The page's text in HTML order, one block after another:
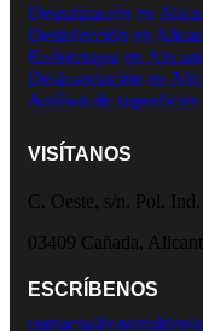
Desratización en
Desinfección en
Endoterapia en
Desinsectación en
Análisis de
VISÍTANOS
C. Oeste, s/n, Pol. Ind.
03409 Cañada,
ESCRÍBENOS